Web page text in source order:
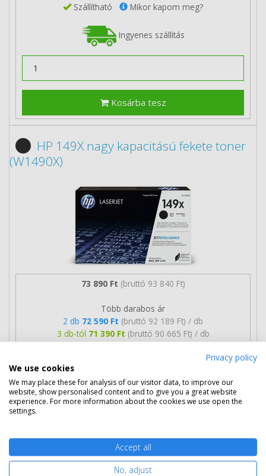
Szállítható Mikor kapom meg?
Ingyenes szállítás
Kosárba tesz
HP 149X nagy kapacitású fekete toner
(W1490X)
73 890 Ft (bruttó 93 840 Ft)
Több darabos ár
2 db 72 590 Ft (bruttó 92 189 Ft) / db
3 db-tól 71 390 Ft (bruttó 90 665 Ft) / db
Ingyenes szállítás
Kosárba tesz
Privacy policy
We use cookies
We may place these for analysis of our visitor data, to improve our
website, show personalised content and to give you a great website
experience. For more information about the cookies we use open the
settings.
Accept all
No, adjust